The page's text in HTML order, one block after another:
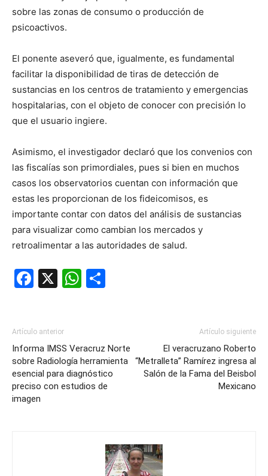
sobre las zonas de consumo o producción de
psicoactivos.
El ponente aseveró que, igualmente, es fundamental
facilitar la disponibilidad de tiras de detección de
sustancias en los centros de tratamiento y emergencias
hospitalarias, con el objeto de conocer con precisión lo
que el usuario ingiere.
Asimismo, el investigador declaró que los convenios con
las fiscalías son primordiales, pues si bien en muchos
casos los observatorios cuentan con información que
estas les proporcionan de los fideicomisos, es
importante contar con datos del análisis de sustancias
para visualizar como cambian los mercados y
retroalimentar a las autoridades de salud.
Facebook
X WhatsApp
Artículo anterior
Informa IMSS Veracruz Norte
sobre Radiología herramienta
esencial para diagnóstico
preciso con estudios de
imagen
Artículo siguiente
El veracruzano Roberto
“Metralleta” Ramírez ingresa al
Salón de la Fama del Beisbol
Mexicano